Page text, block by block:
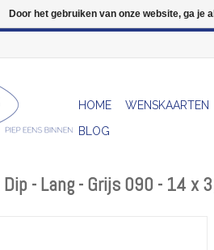
HOME WENSKAARTEN
BLOG
- Lang - Grijs 090 - 14 x
Door het gebruiken van onze website, ga